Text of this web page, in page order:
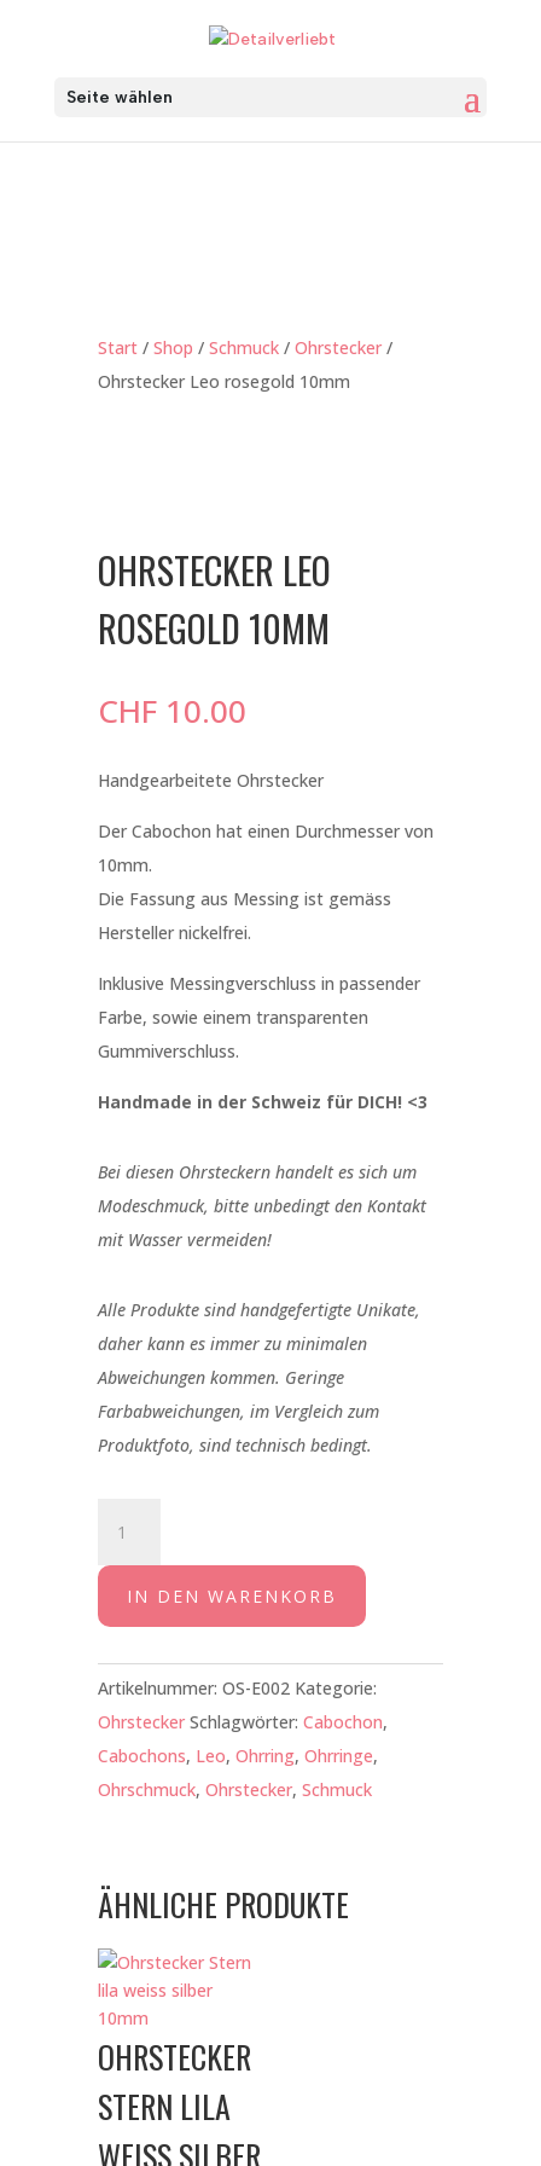
Seite wählen
Start/ Shop / Schmuck/ Ohrstecker/
Ohrstecker Leo rosegold 10mm
OHRSTECKER LEO
ROSEGOLD 10MM
CHF10.00
Handgearbeitete Ohrstecker
Der Cabochon hat einen Durchmesser von
10mm.
Die Fassung aus Messing ist gemäss
Hersteller nickelfrei.
Inklusive Messingverschluss in passender
Farbe, sowie einem transparenten
Gummiverschluss.
Handmade in der Schweiz für DICH! <3
Bei diesen Ohrsteckern handelt es sich um
Modeschmuck, bitte unbedingt den Kontakt
mit Wasser vermeiden!
Alle Produkte sind handgefertigte Unikate,
daher kann es immer zu minimalen
Abweichungen kommen. Geringe
Farbabweichungen, im Vergleich zum
Produktfoto, sind technisch bedingt.
rosegold
10mm
IN DEN WARENKORB
Artikelnummer: OS-E002 Kategorie:
Ohrstecker Schlagwörter: Cabochon,
Cabochons, Leo, Ohrring, Ohrringe,
Ohrschmuck, Ohrstecker, Schmuck
ÄHNLICHE PRODUKTE
OHRSTECKER
STERN LILA
WEISS SILBER